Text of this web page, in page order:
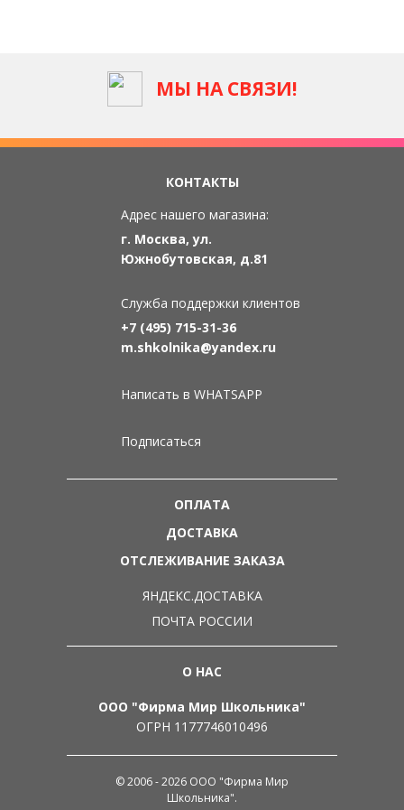
МЫ НА СВЯЗИ!
О НАС
ООО "Фирма Мир Школьника"
ОГРН 1177746010496
КОНТАКТЫ
Адрес нашего магазина:
г. Москва, ул.
Южнобутовская, д.81
Служба поддержки клиентов
+7 (495) 715-31-36
m.shkolnika@yandex.ru
Написать в WHATSAPP
Подписаться
ОПЛАТА
ДОСТАВКА
ОТСЛЕЖИВАНИЕ ЗАКАЗА
ЯНДЕКС.ДОСТАВКА
ПОЧТА РОССИИ
© 2006 - 2026 ООО "Фирма Мир
Школьника".